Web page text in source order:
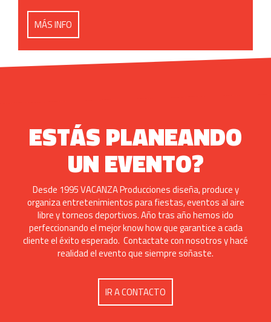
MÁS INFO
ESTÁS PLANEANDO
UN EVENTO?
Desde 1995 VACANZA Producciones diseña, produce y
organiza entretenimientos para fiestas, eventos al aire
libre y torneos deportivos. Año tras año hemos ido
perfeccionando el mejor know how que garantice a cada
cliente el éxito esperado. Contactate con nosotros y hacé
realidad el evento que siempre soñaste.
IR A CONTACTO